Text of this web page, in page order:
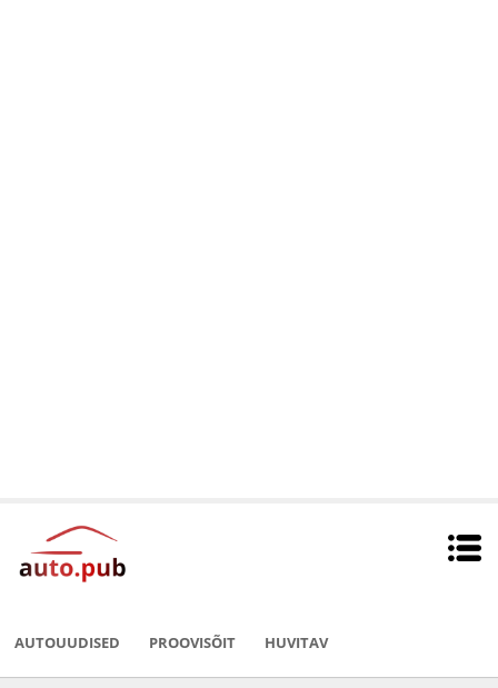
AUTOUUDISED PROOVISÕIT HUVITAV